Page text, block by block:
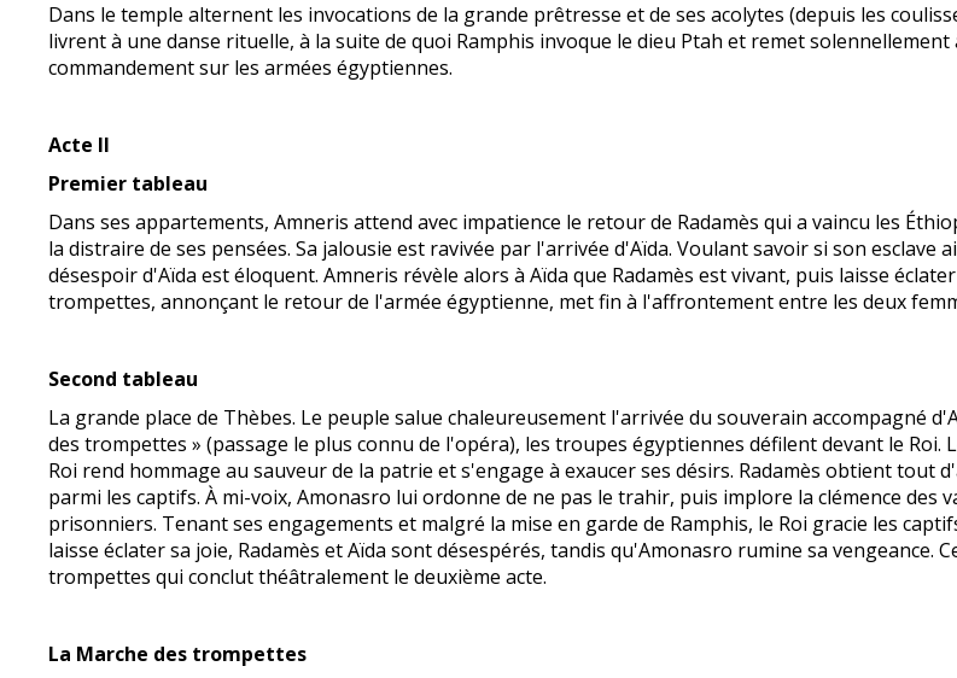
Dans le temple alternent les invocations de la grande prêtresse et de ses acolytes (depuis les
livrent à une danse rituelle, à la suite de quoi Ramphis invoque le dieu Ptah et remet
commandement sur les armées égyptiennes.
Acte II
Premier tableau
Dans ses appartements, Amneris attend avec impatience le retour de Radamès qui a vaincu les
la distraire de ses pensées. Sa jalousie est ravivée par l'arrivée d'Aïda. Voulant savoir si son
désespoir d'Aïda est éloquent. Amneris révèle alors à Aïda que Radamès est vivant, puis laisse
trompettes, annonçant le retour de l'armée égyptienne, met fin à l'affrontement entre les deux
Second tableau
La grande place de Thèbes. Le peuple salue chaleureusement l'arrivée du souverain accompagné
des trompettes » (passage le plus connu de l'opéra), les troupes égyptiennes défilent devant le
Roi rend hommage au sauveur de la patrie et s'engage à exaucer ses désirs. Radamès obtient
parmi les captifs. À mi-voix, Amonasro lui ordonne de ne pas le trahir, puis implore la clémence des
prisonniers. Tenant ses engagements et malgré la mise en garde de Ramphis, le Roi gracie les
laisse éclater sa joie, Radamès et Aïda sont désespérés, tandis qu'Amonasro rumine sa vengeance.
trompettes qui conclut théâtralement le deuxième acte.
La Marche des trompettes